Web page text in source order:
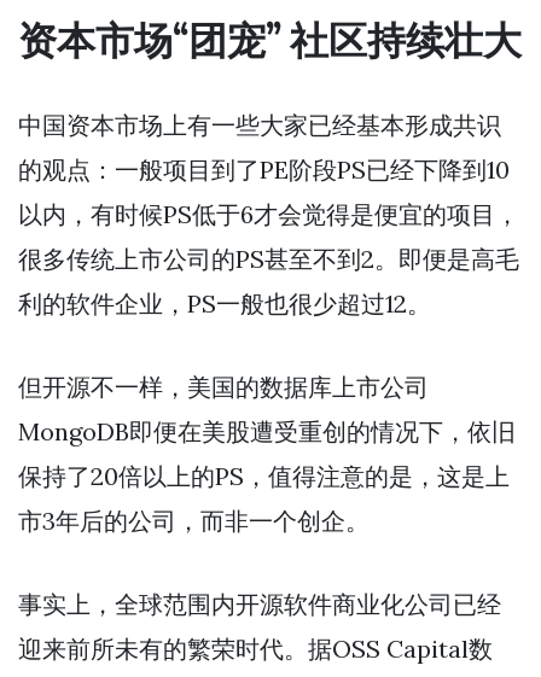
资本市场“团宠” 社区持续壮大
中国资本市场上有一些大家已经基本形成共识
的观点：一般项目到了PE阶段PS已经下降到10
以内，有时候PS低于6才会觉得是便宜的项目，
很多传统上市公司的PS甚至不到2。即便是高毛
利的软件企业，PS一般也很少超过12。
但开源不一样，美国的数据库上市公司
MongoDB即便在美股遭受重创的情况下，依旧
保持了20倍以上的PS，值得注意的是，这是上
市3年后的公司，而非一个创企。
事实上，全球范围内开源软件商业化公司已经
迎来前所未有的繁荣时代。据OSS Capital数